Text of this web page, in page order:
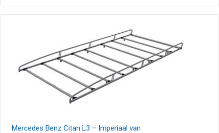
heeft
meerdere
Deze
optie
kan
gekozen
worden
op
Mercedes Benz Citan L3 – Imperiaal van